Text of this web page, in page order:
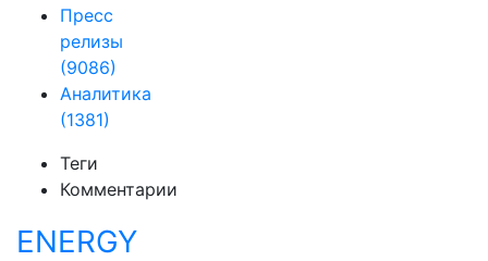
Пресс
релизы
(9086)
Аналитика
(1381)
Теги
Комментарии
ENERGY